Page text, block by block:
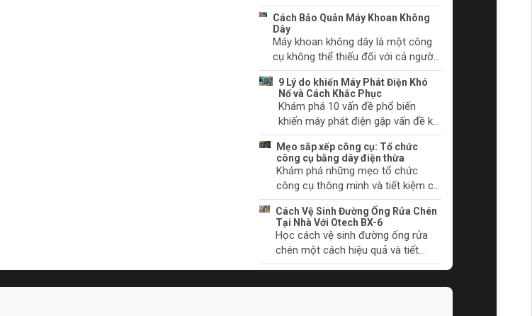
hiệu quả. Lựa chọn dụng cụ mài
phù hợp và kỹ thuật mài mũi khoan
đúng cách.
Cách Bảo Quản Máy Khoan Không
Dây
Máy khoan không dây là một công
cụ không thể thiếu đối với cả người
làm tự chọn và các chuyên gia. Hãy
tìm hiểu cách chăm sóc máy khoan
không dây của bạn để duy trì hiệu
suất và ngăn chặn sự cố trước khi
chúng bắt đầu.
9 Lý do khiến Máy Phát Điện Khó
Nổ và Cách Khắc Phục
Khám phá 10 vấn đề phổ biến
khiến máy phát điện gặp vấn đề khi
khởi động và cách khắc phục
chúng. Tìm hiểu thêm ngay!
Mẹo sắp xếp công cụ: Tổ chức
công cụ bằng dây điện thừa
Khám phá những mẹo tổ chức
công cụ thông minh và tiết kiệm chi
phí với dây điện thừa. Biến không
gian làm việc của bạn trở nên gọn
gàng và khoa học.
Cách Vệ Sinh Đường Ống Rửa Chén
Tại Nhà Với Otech BX-6
Học cách vệ sinh đường ống rửa
chén một cách hiệu quả và tiết
kiệm thời gian tại nhà với sản phẩm